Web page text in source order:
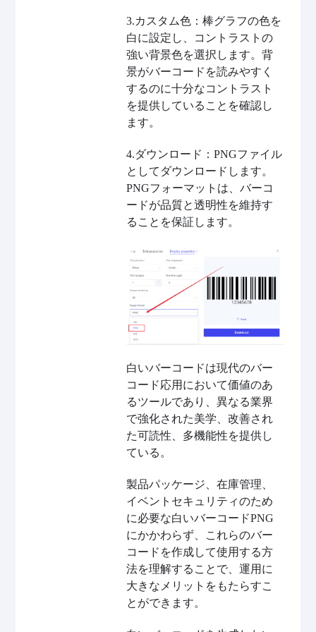
3.カスタム色：棒グラフの色を
白に設定し、コントラストの
強い背景色を選択します。背
景がバーコードを読みやすく
するのに十分なコントラスト
を提供していることを確認し
ます。
4.ダウンロード：PNGファイル
としてダウンロードします。
PNGフォーマットは、バーコ
ードが品質と透明性を維持す
ることを保証します。
白いバーコードは現代のバー
コード応用において価値のあ
るツールであり、異なる業界
で強化された美学、改善され
た可読性、多機能性を提供し
ている。
製品パッケージ、在庫管理、
イベントセキュリティのため
に必要な白いバーコードPNG
にかかわらず、これらのバー
コードを作成して使用する方
法を理解することで、運用に
大きなメリットをもたらすこ
とができます。